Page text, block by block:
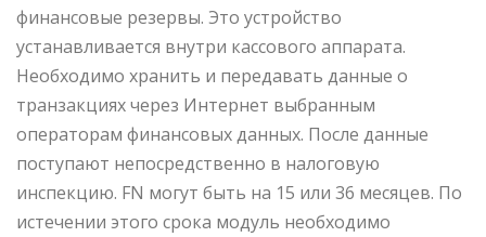
финансовые резервы. Это устройство
устанавливается внутри кассового аппарата.
Необходимо хранить и передавать данные о
транзакциях через Интернет выбранным
операторам финансовых данных. После данные
поступают непосредственно в налоговую
инспекцию. FN могут быть на 15 или 36 месяцев. По
истечении этого срока модуль необходимо